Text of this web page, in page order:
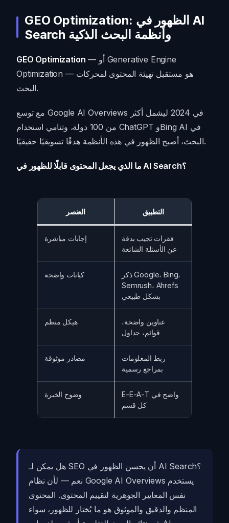
GEO Optimization: الظهور في AI
Search وأنظمة البحث الذكية
GEO Optimization — أو Generative Engine
Optimization — هو مستقبل تهيئة المحتوى لمحركات
البحث.
مع توسع Google AI Overviews في 2024 ليشمل أكثر
من 100 دولة، وتنامي استخدام ChatGPT وBing AI في
البحث، أصبح الظهور في هذه الأنظمة هدفًا تسويقيًا حقيقيًا.
ما الذي يجعل المحتوى قابلًا للظهور في AI Search؟
العنصر التطبيق
إجابات مباشرة
فقرات تجيب بدقة
عن الأسئلة الشائعة
كيانات واضحة
ذكر Google، Bing،
Semrush، Ahrefs
بشكل طبيعي
هيكل منظم
عناوين واضحة،
قوائم، جداول
مصادر موثوقة
ربط المعلومات
بمراجع رسمية
وضوح الخبرة
E-E-A-T واضح في
كل قسم
هل يمكن لـ SEO أن يحسن الظهور في AI Search؟
نعم — لأن نظام Google AI Overviews يستخدم
نفس المعايير الجوهرية لتقييم المحتوى. المحتوى
المنظم والدقيق والموثوق هو ما يُختار للظهور، سواء